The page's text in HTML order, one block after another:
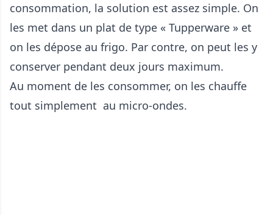
consommation, la solution est assez simple. On
les met dans un plat de type « Tupperware » et
on les dépose au frigo. Par contre, on peut les y
conserver pendant deux jours maximum.
Au moment de les consommer, on les chauffe
tout simplement au micro-ondes.